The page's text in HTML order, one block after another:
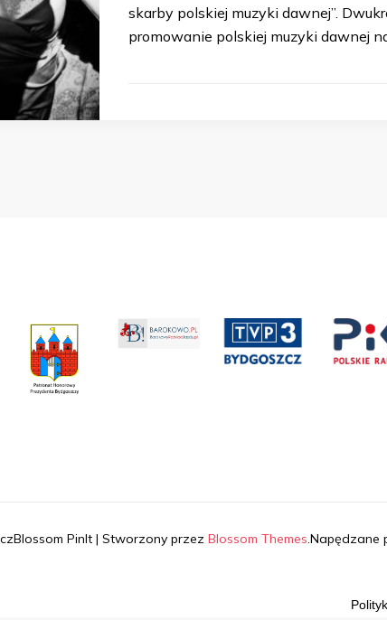
skarby polskiej muzyki dawnej”.
promowanie polskiej muzyki dawnej
Blossom PinIt | Stworzony przez Blossom Themes.Napędzane